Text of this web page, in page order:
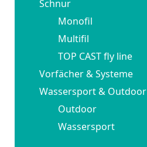
Schnur
Monofil
Multifil
TOP CAST fly line
Vorfächer & Systeme
Wassersport & Outdoor
Outdoor
Wassersport